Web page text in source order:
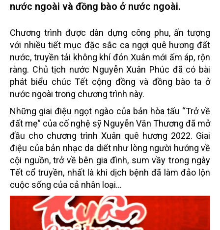
nước ngoài và đồng bào ở nước ngoài.
Chương trình được dàn dựng công phu, ấn tượng
với nhiều tiết mục đặc sắc ca ngợi quê hương đất
nước, truyền tải không khí đón Xuân mới ấm áp, rộn
ràng. Chủ tịch nước Nguyễn Xuân Phúc đã có bài
phát biểu chúc Tết cộng đồng và đồng bào ta ở
nước ngoài trong chương trình này.
Những giai điệu ngọt ngào của bản hòa tấu “Trở về
đất mẹ” của cố nghệ sỹ Nguyễn Văn Thương đã mở
đầu cho chương trình Xuân quê hương 2022. Giai
điệu của bản nhạc da diết như lòng người hướng về
cội nguồn, trở về bên gia đình, sum vầy trong ngày
Tết cổ truyền, nhất là khi dịch bệnh đã làm đảo lộn
cuộc sống của cả nhân loại…